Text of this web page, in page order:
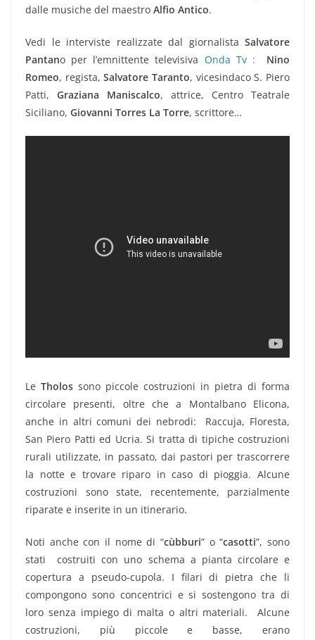
dalle musiche del maestro Alfio Antico.
Vedi le interviste realizzate dal giornalista Salvatore
Pantano per l’emnittente televisiva Onda Tv :
Nino
Romeo, regista,Salvatore Taranto, vicesindaco S. Piero
Patti, Graziana Maniscalco, attrice, Centro Teatrale
Siciliano, Giovanni Torres La Torre, scrittore…
Le Tholos sono piccole costruzioni in pietra di forma
circolare presenti, oltre che a Montalbano Elicona,
anche in altri comuni dei nebrodi: Raccuja, Floresta,
San Piero Patti ed Ucria. Si tratta di tipiche costruzioni
rurali utilizzate, in passato, dai pastori per trascorrere
la notte e trovare riparo in caso di pioggia. Alcune
costruzioni sono state, recentemente, parzialmente
riparate e inserite in un itinerario.
Noti anche con il nome di “cùbburi” o “casotti”, sono
stati costruiti con uno schema a pianta circolare e
copertura a pseudo-cupola. I filari di pietra che li
compongono sono concentrici e si sostengono tra di
loro senza impiego di malta o altri materiali. Alcune
costruzioni, più piccole e basse, erano